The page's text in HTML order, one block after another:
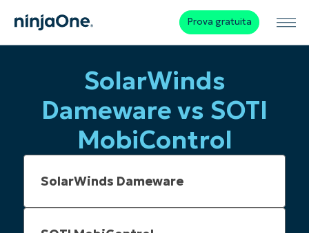
Prova gratuita
SolarWinds
Dameware vs SOTI
MobiControl